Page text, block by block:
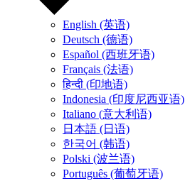
English (英语)
Deutsch (德语)
Español (西班牙语)
Français (法语)
हिन्दी (印地语)
Indonesia (印度尼西亚语)
Italiano (意大利语)
日本語 (日语)
한국어 (韩语)
Polski (波兰语)
Português (葡萄牙语)